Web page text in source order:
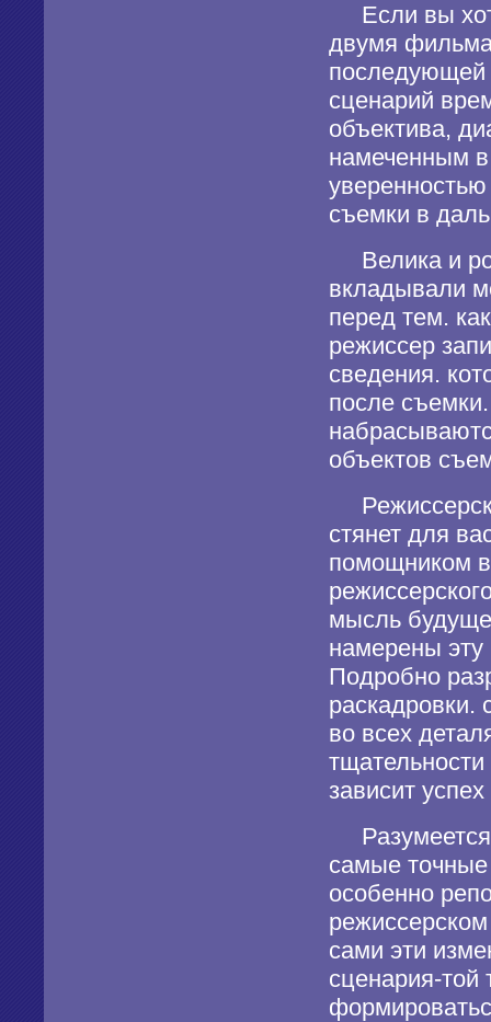
Если вы
двумя
последующей
сценарий
объектива,
намеченным
съемки в
Велика и
вкладывали
перед тем.
режиссер
сведения.
после
объектов
стянет для
помощником
мысль
намерены
Подробно
раскадровки.
во всех
тщательности
зависит
Разумеется,
самые
особенно
сами эти
сценария-той